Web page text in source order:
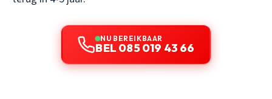
NU BEREIKBAAR
BEL 085 019 43 66